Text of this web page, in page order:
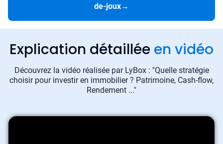
de-joux→
Explication détaillée en vidéo
Découvrez la vidéo réalisée par LyBox : "Quelle stratégie
choisir pour investir en immobilier ? Patrimoine, Cash-flow,
Rendement ..."